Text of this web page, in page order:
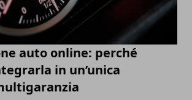
auto online: perché
in un’unica